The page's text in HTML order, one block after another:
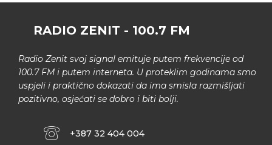
RADIO ZENIT - 100.7 FM
Radio Zenit svoj signal emituje putem frekvencije od
100.7 FM i putem interneta. U proteklim godinama smo
uspjeli i praktično dokazati da ima smisla razmišljati
pozitivno, osjećati se dobro i biti bolji.
+387 32 404 004